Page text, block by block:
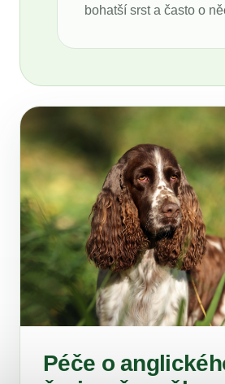
bohatší srst a často o
Péče o